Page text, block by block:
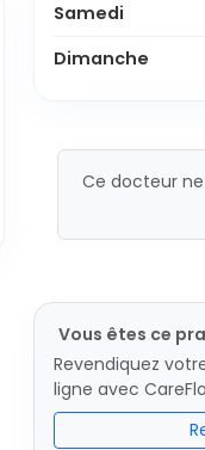
Samedi
Dimanche
Ce docteur
Vous êtes ce
Revendiquez
ligne avec